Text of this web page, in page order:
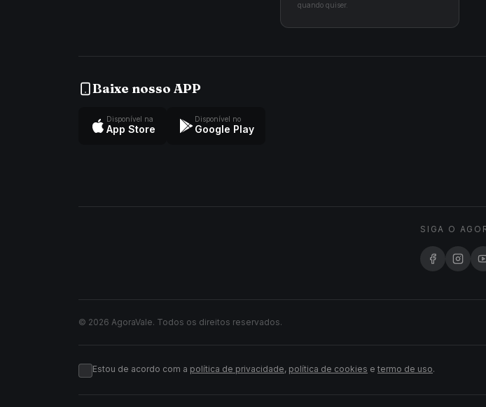
quando quiser.
Baixe nosso APP
Disponível na
App Store
Disponível no
Google Play
SIGA O
© 2026 AgoraVale. Todos os direitos reservados.
Estou de acordo com a política de privacidade, política de cookies e termo de uso.